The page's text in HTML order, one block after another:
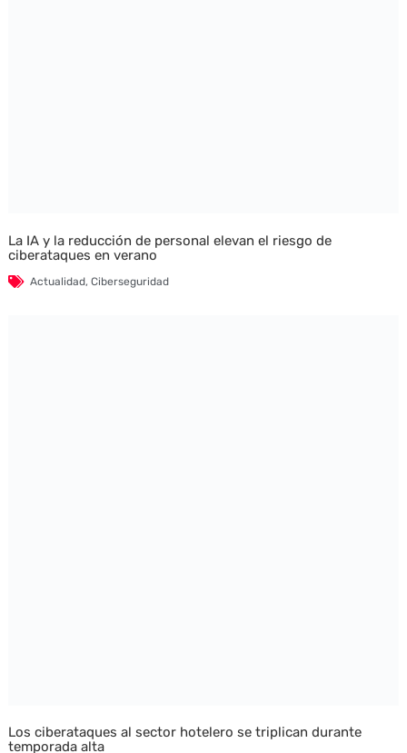
La IA y la reducción de personal elevan el riesgo de
ciberataques en verano
Actualidad, Ciberseguridad
Los ciberataques al sector hotelero se triplican durante
temporada alta